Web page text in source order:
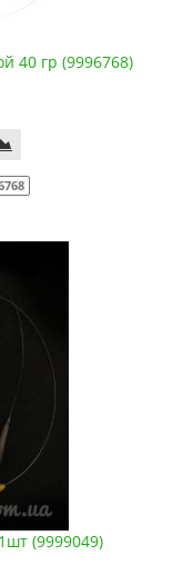
40 гр (9996768)
(9999049)